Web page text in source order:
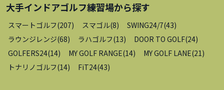
大手インドアゴルフ練習場から探す
スマートゴルフ(207) スマゴル(8) SWING24/7(43)
ラウンジレンジ(68) ラハゴルフ(13) DOOR TO GOLF(24)
GOLFERS24(14) MY GOLF RANGE(14) MY GOLF LANE(21)
トナリノゴルフ(14) FiT24(43)